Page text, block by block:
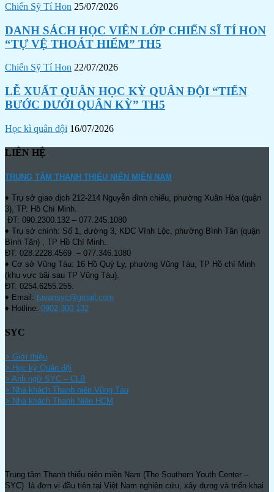
Chiến Sỹ Tí Hon 25/07/2026
DANH SÁCH HỌC VIÊN LỚP CHIẾN SĨ TÍ HON
“TỰ VỆ THOÁT HIỂM” TH5
Chiến Sỹ Tí Hon 22/07/2026
LỄ XUẤT QUÂN HỌC KỲ QUÂN ĐỘI “TIẾN
BƯỚC DƯỚI QUÂN KỲ” TH5
Học kì quân đội 16/07/2026
LIÊN HỆ
TRUNG TÂM THANH THIẾU NIÊN MIỀN NAM
♦ Trụ sở giao dịch 212-214 Nguyễn đình chiểu, phường Xuân Hòa (quận
3), TP. Hồ Chí Minh.
ĐT: 090.2300.132 – 077.245.1080
♦ Trụ sở chính: Số 1, đường 3, KDC Vĩnh Lộc, phường Bình Tân (quận
Bình Tân) , TP Hồ Chí Minh.
ĐT: 028.2228.4569 – 077.346.1080
♦ Cơ sở Vũng Tàu: 16 Hồ Quý Ly, phường Vũng Tàu, TP Hồ chí Minh
(khu vực bãi sau TP Vũng Tàu).
ĐT: 0254.6255.255.
♦ Email: tuvansyc@gmail.com
♦ Hotline: 0902 300 132
SYC
> Giới thiệu
> Học kỳ Quân đội
> Anh ngữ SYC – CLB
> Nhà khách Thanh niên Vũng Tàu
> Nhà khách Thanh Niên HCM
Trung tâm Thanh thiếu niên miền Nam (The Southern Youth Center –
SYC) là đơn vị đầu tiên tại Việt Nam nghiên cứu, xây dựng và triển khai